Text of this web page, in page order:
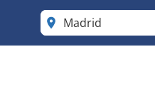
Madrid